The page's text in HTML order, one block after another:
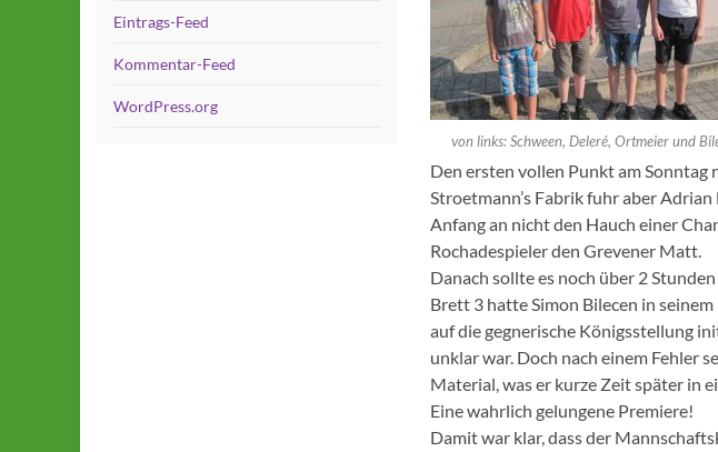
von links: Schween, Deleré, Ortmeier und
Den ersten vollen Punkt am
Stroetmann’s Fabrik fuhr aber
Anfang an nicht den Hauch einer
Rochadespieler den Grevener Matt.
Danach sollte es noch über 2
Brett 3 hatte Simon Bilecen in
auf die gegnerische Königsstellung
unklar war. Doch nach einem Fehler
Material, was er kurze Zeit später in
Eine wahrlich gelungene Premiere!
Damit war klar, dass der
Eintrags-Feed
Kommentar-Feed
WordPress.org